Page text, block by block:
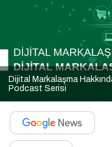
Dijital Markalaşma
Podcast Serisi